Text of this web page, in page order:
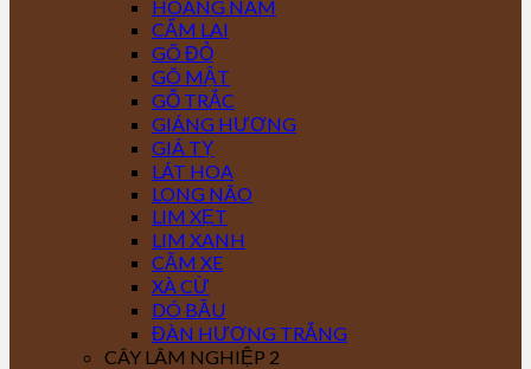
HOÀNG NAM
CẨM LAI
GÕ ĐỎ
GÕ MẬT
GỖ TRẮC
GIÁNG HƯƠNG
GIÁ TỴ
LÁT HOA
LONG NÃO
LIM XẸT
LIM XANH
CĂM XE
XÀ CỪ
DÓ BẦU
ĐÀN HƯƠNG TRẮNG
CÂY LÂM NGHIỆP 2